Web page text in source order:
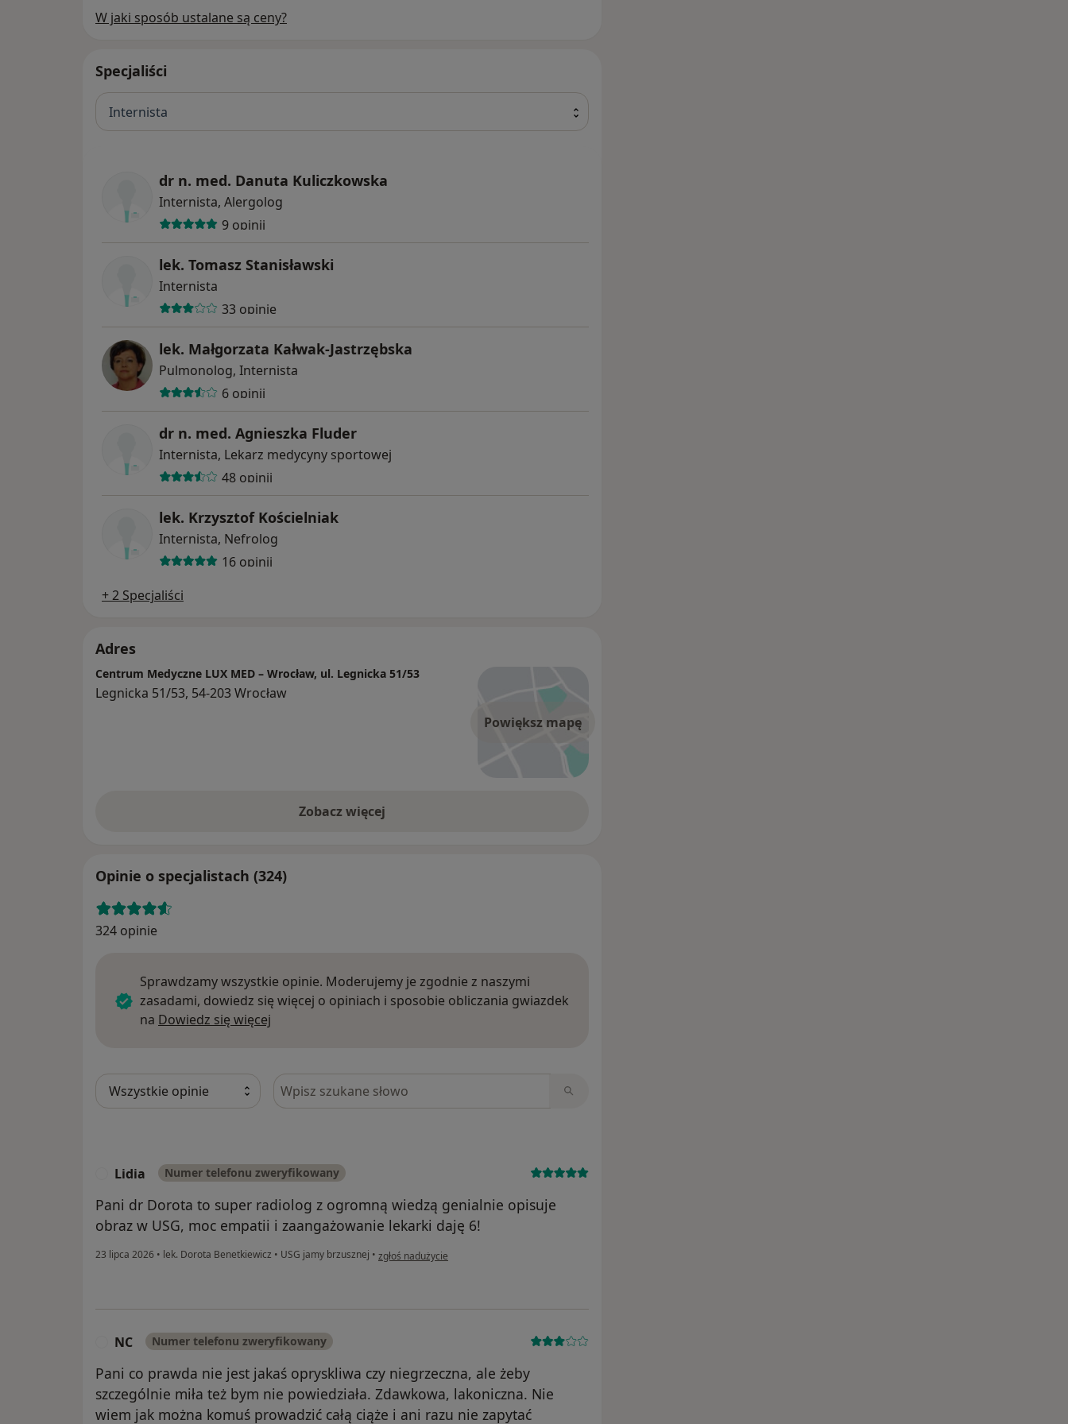
W jaki sposób ustalane są ceny?
Specjaliści
Internista
dr n. med. Danuta Kuliczkowska
Internista, Alergolog
9 opinii
lek. Tomasz Stanisławski
Internista
33 opinie
lek. Małgorzata Kałwak-Jastrzębska
Pulmonolog, Internista
6 opinii
dr n. med. Agnieszka Fluder
Internista, Lekarz medycyny sportowej
48 opinii
lek. Krzysztof Kościelniak
Internista, Nefrolog
16 opinii
+ 2 Specjaliści
Adres
Powiększ mapę
Centrum Medyczne LUX MED – Wrocław, ul. Legnicka 51/53
Legnicka 51/53, 54-203 Wrocław
Zobacz więcej
Opinie o specjalistach (324)
324 opinie
Sprawdzamy wszystkie opinie. Moderujemy je zgodnie z naszymi
zasadami, dowiedz się więcej o opiniach i sposobie obliczania gwiazdek
na Dowiedz się więcej
Szukaj w opiniach
Lidia Numer telefonu zweryfikowany
Pani dr Dorota to super radiolog z ogromną wiedzą genialnie opisuje
obraz w USG, moc empatii i zaangażowanie lekarki daję 6!
23 lipca 2026 • lek. Dorota Benetkiewicz • USG jamy brzusznej • w opinii użytkownika Lidia
zgłoś nadużycie
NC Numer telefonu zweryfikowany
Pani co prawda nie jest jakaś opryskliwa czy niegrzeczna, ale żeby
szczególnie miła też bym nie powiedziała. Zdawkowa, lakoniczna. Nie
wiem jak można komuś prowadzić całą ciąże i ani razu nie zapytać